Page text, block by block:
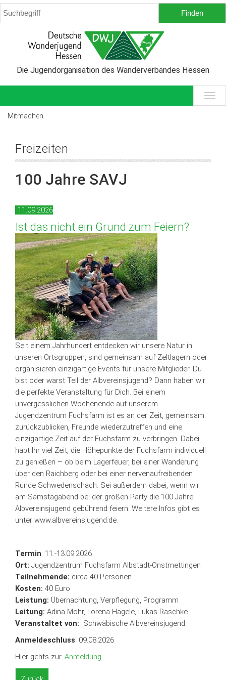
Die Jugendorganisation des Wanderverbandes Hessen
Mitmachen
Freizeiten
100 Jahre SAVJ
11.09.2026
Ist das nicht ein Grund zum Feiern?
Seit einem Jahrhundert entdecken wir unsere Natur in
unseren Ortsgruppen, sind gemeinsam auf Zeltlagern oder
organisieren einzigartige Events für unsere Mitglieder. Du
bist oder warst Teil der Albvereinsjugend? Dann haben wir
die perfekte Veranstaltung für Dich. Bei einem
unvergesslichen Wochenende auf unserem
Jugendzentrum Fuchsfarm ist es an der Zeit, gemeinsam
zurückzublicken, Freunde wiederzutreffen und eine
einzigartige Zeit auf der Fuchsfarm zu verbringen. Dabei
habt Ihr viel Zeit, die Höhepunkte der Fuchsfarm individuell
zu genießen – ob beim Lagerfeuer, bei einer Wanderung
über den Raichberg oder bei einer nervenaufreibenden
Runde Schwedenschach. Sei außerdem dabei, wenn wir
am Samstagabend bei der großen Party die 100 Jahre
Albvereinsjugend gebührend feiern. Weitere Infos gibt es
unter www.albvereinsjugend.de.
Termin: 11.-13.09.2026
Ort: Jugendzentrum Fuchsfarm Albstadt-Onstmettingen
Teilnehmende: circa 40 Personen
Kosten: 40 Euro
Leistung: Übernachtung, Verpflegung, Programm
Leitung: Adina Mohr, Lorena Hägele, Lukas Raschke
Veranstaltet von: Schwäbische Albvereinsjugend
Anmeldeschluss: 09.08.2026
Hier gehts zur Anmeldung .